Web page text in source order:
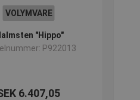
VOLYMVARE
"Hippo"
P922013
6.407,05
tjänsten för att komma
korrekt.